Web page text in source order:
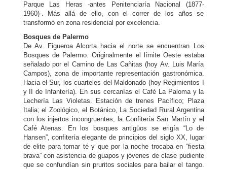
Parque Las Heras -antes Penitenciaría Nacional (1877-
1960)-. Más allá de ello, con el correr de los años se
transformó en zona residencial por excelencia.
Bosques de Palermo
De Av. Figueroa Alcorta hacia el norte se encuentran Los
Bosques de Palermo. Originalmente el límite Oeste estaba
señalado por el Camino de Las Cañitas (hoy Av. Luis María
Campos), zona de importante representación gastronómica.
Hacia el Sur, los cuarteles del Maldonado (hoy Regimientos I
y II de Infantería). En sus cercanías el Café La Paloma y la
Lechería Las Violetas. Estación de trenes Pacífico; Plaza
Italia; el Zoológico, el Botánico, La Sociedad Rural Argentina
con los injertos incongruentes, la Confitería San Martín y el
Café Atenas. En los bosques antigüos se erigía “Lo de
Hansen”, confitería elegante de principios del siglo XX, lugar
de elite para tomar té y que por la noche trocaba en “fiesta
brava” con asistencia de guapos y jóvenes de clase pudiente
que se confundían sin pruritos sociales para bailar el tango.